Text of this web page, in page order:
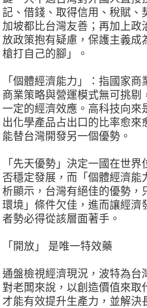
記、借錢、取得信用、稅賦、
加坡都比台灣友善；再加上
放政策抱有疑慮，保護主義成
槍打自己的腳」。
「個體經濟能力」：指國家
商業策略與營運模式無可挑
一定的經濟效應。高科技向來
出化學產品占出口的比率愈
能替台灣開發另一個優勢。
「先天優勢」決定一國在世
否穩定發展，而「個體經濟能
析顯示，台灣有絕佳的優勢，
環境」條件欠佳，進而讓經濟
者勢必得從該層面著手。
「開放」 是唯一特效藥
通盤檢視經濟現況，波特為台
對老闆來說，以創造價值來取
才能有效提升生產力，並解決